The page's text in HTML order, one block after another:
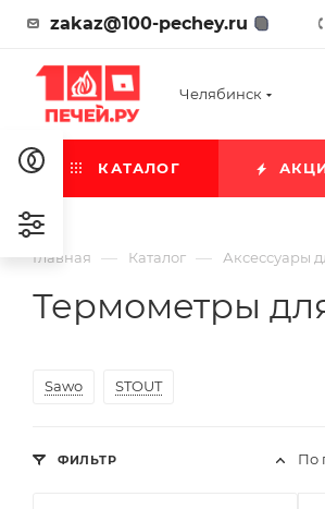
zakaz@100-pechey.ru
Челябинск
КАТАЛОГ
Главная — Каталог — Аксессуары
Термометры
Sawo STOUT
По
ФИЛЬТР